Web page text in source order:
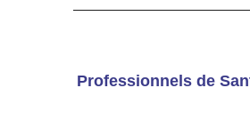
Professionnels de